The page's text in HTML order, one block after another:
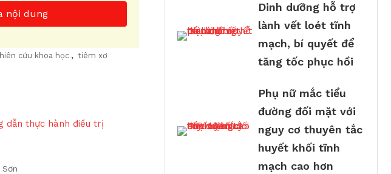
nội dung
cứu khoa học , tiêm xơ
Dinh dưỡng hỗ trợ
lành vết loét tĩnh
mạch, bí quyết để
tăng tốc phục hồi
Phụ nữ mắc tiểu
đường đối mặt với
nguy cơ thuyên tắc
huyết khối tĩnh
mạch cao hơn